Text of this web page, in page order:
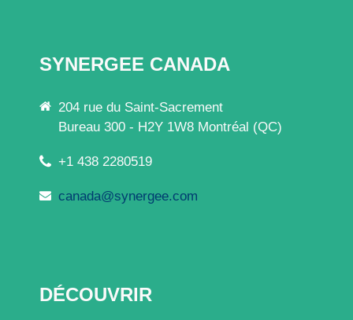
SYNERGEE CANADA
204 rue du Saint-Sacrement
Bureau 300 - H2Y 1W8 Montréal (QC)
+1 438 2280519
canada@synergee.com
DÉCOUVRIR